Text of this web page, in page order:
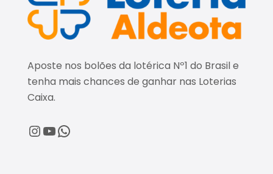
Aposte nos bolões da lotérica Nº1 do Brasil e
tenha mais chances de ganhar nas Loterias
Caixa.
@loteriaaldeota
@loteriaaldeota
Central de Atendimento